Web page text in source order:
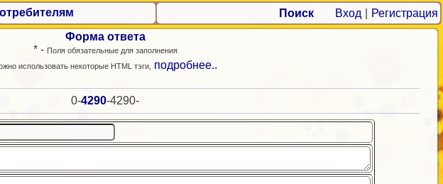
Поиск Вход
Регистрация
Форма ответа
* - Поля обязательные для заполнения
использовать некоторые HTML тэги,
подробнее..
0-4290-4290-